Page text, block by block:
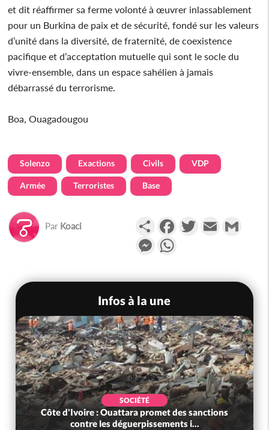
et dit réaffirmer sa ferme volonté à œuvrer inlassablement
pour un Burkina de paix et de sécurité, fondé sur les valeurs
d’unité dans la diversité, de fraternité, de coexistence
pacifique et d’acceptation mutuelle qui sont le socle du
vivre-ensemble, dans un espace sahélien à jamais
débarrassé du terrorisme.
Boa, Ouagadougou
Solenzo Exactions Civils VDP
Armée Terroristes Base
Par Koaci PartagerFacebookTwitterEmail
Messenger
Infos à la une
SOCIÉTÉ
Côte d'Ivoire : Ouattara promet des sanctions
contre les déguerpissements i...